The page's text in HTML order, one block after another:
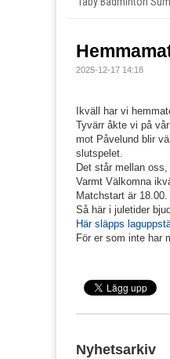
2025-12-17 14:18
Ikväll har vi
Tyvärr åkte vi på
mot Påvelund blir
slutspelet.
Det står mellan
Varmt Välkomna
Matchstart är 18.00.
Så här i juletider
Här släpps
För er som inte har
Nyhetsarkiv